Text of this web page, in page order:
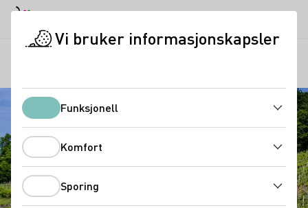
Vi bruker informasjonskapsler
FunksjonellFunksjonell
Komfort
Sporing